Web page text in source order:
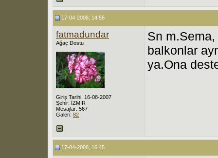
17-04-2008, 14:55
fatmadundar
Ağaç Dostu
Giriş Tarihi: 16-08-2007
Şehir: İZMİR
Mesajlar: 567
Galeri: 82
Sn
balkonlar
ya.Ona
17-04-2008, 16:45